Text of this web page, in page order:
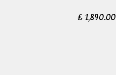
₺ 1,890.00